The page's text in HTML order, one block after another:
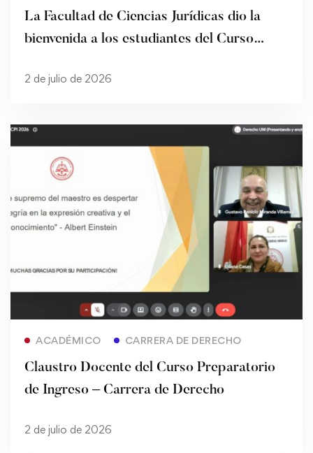
La Facultad de Ciencias Jurídicas dio la
bienvenida a los estudiantes del Curso
2 de julio de 2026
ACADÉMICO CARRERA DE DERECHO
Claustro Docente del Curso Preparatorio
de Ingreso – Carrera de Derecho
2 de julio de 2026